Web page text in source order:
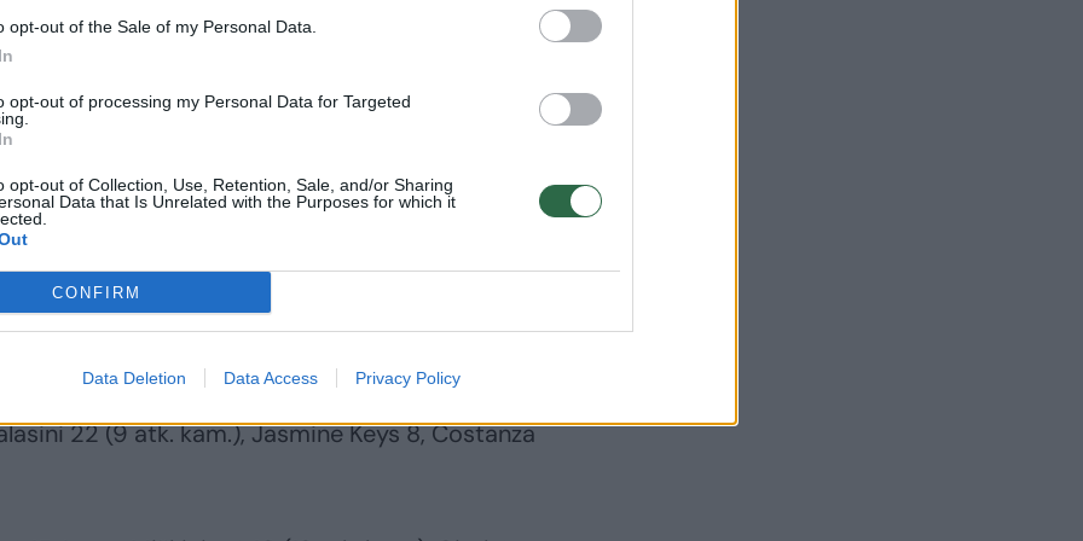
opt-out of the Sale of my Personal Data.
opt-out of processing my Personal Data for Targeted
opt-out of Collection, Use, Retention, Sale, and/or Sharing
Data that Is Unrelated with the Purposes for which it
CONFIRM
Data Deletion Data Access Privacy Policy
rinktinė žingsnis po žingsnis artėjo. Justė
kelis sykius gerai sužaidė ir lietuvės jau buvo
atrodė geriau, lietuvės visiškai strigo
51:42.
dar bandė artėti, tačiau italės galiausiai išlaikė
22 (9 atk. kam.), Jasmine Keys 8, Costanza